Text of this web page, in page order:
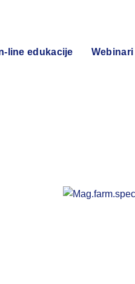
line edukacije Webinari